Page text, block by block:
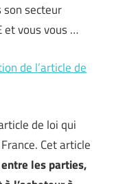
secteur
et vous vous …
de l’article de
de loi qui
Cet article
les parties,